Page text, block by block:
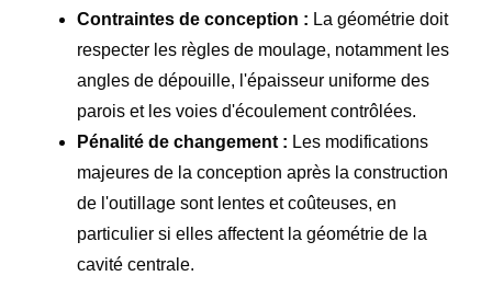
Contraintes de conception : La géométrie doit
respecter les règles de moulage, notamment les
angles de dépouille, l'épaisseur uniforme des
parois et les voies d'écoulement contrôlées.
Pénalité de changement : Les modifications
majeures de la conception après la construction
de l'outillage sont lentes et coûteuses, en
particulier si elles affectent la géométrie de la
cavité centrale.